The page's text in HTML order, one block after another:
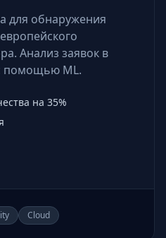
для обнаружения
Анализ заявок в
помощью ML.
на 35%
Cloud